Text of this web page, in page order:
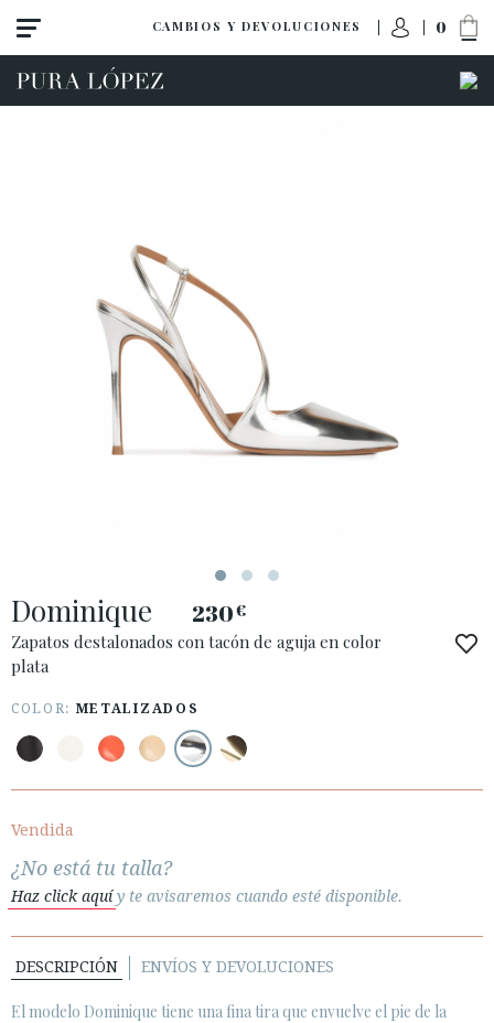
CAMBIOS Y DEVOLUCIONES 0
Ver todo
Sandalias
Tacón alto
ACCESO A MI PEDIDO
PAÍS: ESPAÑA (PENINSULA Y BALEARES)
· ATENCIÓN AL CLIENTE
· ENVÍOS
· CAMBIOS Y DEVOLUCIONES
· TÉRMINOS Y CONDICIONES
· AVISO LEGAL
    
Dominique 230€
Zapatos destalonados con tacón de aguja en color
plata
COLOR: METALIZADOS
Vendida
¿No está tu talla?
Haz click aquíy te avisaremos cuando esté disponible.
DESCRIPCIÓN ENVÍOS Y DEVOLUCIONES
El modelo Dominique tiene una fina tira que envuelve el pie de la